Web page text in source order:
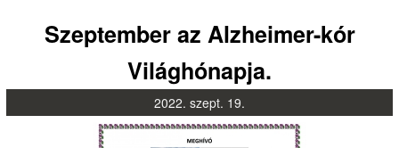
Szeptember az Alzheimer-kór
Világhónapja.
2022. szept. 19.